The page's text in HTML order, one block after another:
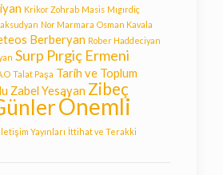
Krikor Zohrab Masis Mıgırdiç
Nor Marmara Osman Kavala
Berberyan Rober Haddeciyan
Surp Pırgiç Ermeni
Talat Paşa Tarih ve Toplum
Zabel Yesayan Zibeç
Önemli
İletişim Yayınları İttihat ve Terakki